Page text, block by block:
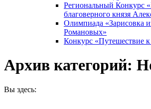
Региональный Конкурс
благоверного князя
Олимпиада «Зарисовка
Романовых»
Конкурс «Путешествие к
Архив категорий:
Вы здесь: